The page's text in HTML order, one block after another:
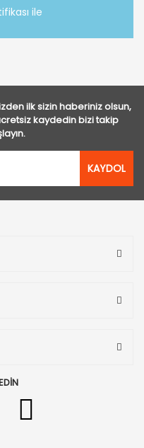
ile
ilk sizin haberiniz olsun,
kaydedin bizi takip
KAYDOL